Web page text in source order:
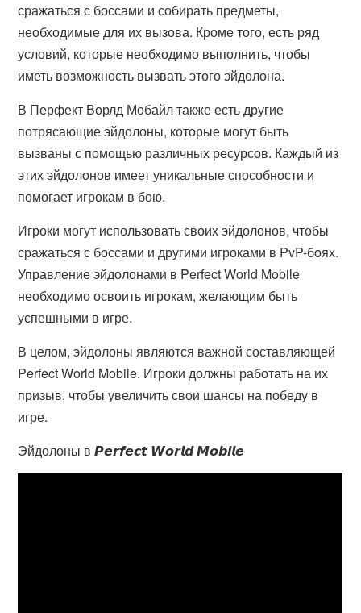
сражаться с боссами и собирать предметы,
необходимые для их вызова. Кроме того, есть ряд
условий, которые необходимо выполнить, чтобы
иметь возможность вызвать этого эйдолона.
В Перфект Ворлд Мобайл также есть другие
потрясающие эйдолоны, которые могут быть
вызваны с помощью различных ресурсов. Каждый из
этих эйдолонов имеет уникальные способности и
помогает игрокам в бою.
Игроки могут использовать своих эйдолонов, чтобы
сражаться с боссами и другими игроками в PvP-боях.
Управление эйдолонами в Perfect World Mobile
необходимо освоить игрокам, желающим быть
успешными в игре.
В целом, эйдолоны являются важной составляющей
Perfect World Mobile. Игроки должны работать на их
призыв, чтобы увеличить свои шансы на победу в
игре.
Эйдолоны в 𝙋𝙚𝙧𝙛𝙚𝙘𝙩 𝙒𝙤𝙧𝙡𝙙 𝙈𝙤𝙗𝙞𝙡𝙚